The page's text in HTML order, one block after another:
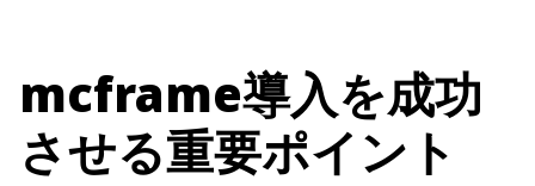
mcframe導入を成功
させる重要ポイント